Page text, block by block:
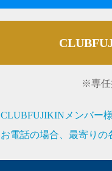
※専任
CLUBFUJIKINメンバー
お電話の場合、最寄りの